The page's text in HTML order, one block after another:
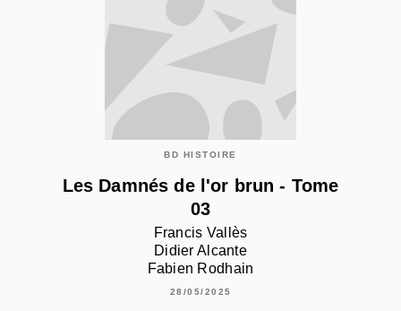
BD HISTOIRE
Les Damnés de l'or brun - Tome
03
Francis Vallès
Didier Alcante
Fabien Rodhain
28/05/2025